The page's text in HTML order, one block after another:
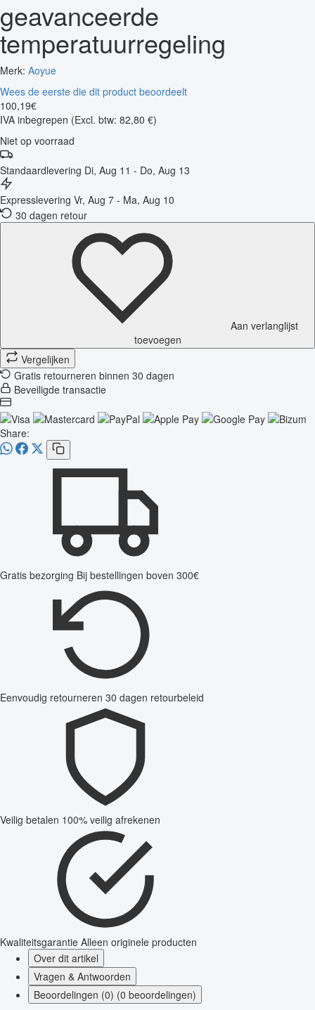
geavanceerde
temperatuurregeling
Merk: Aoyue
Wees de eerste die dit product beoordeelt
100,19€
IVA inbegrepen (Excl. btw: 82,80 €)
Niet op voorraad
Standaardlevering Di, Aug 11 - Do, Aug 13
Expresslevering Vr, Aug 7 - Ma, Aug 10
30 dagen retour
Aan verlanglijst
toevoegen
Vergelijken
Gratis retourneren binnen 30 dagen
Beveiligde transactie
Share:
Gratis bezorging Bij bestellingen boven 300€
Eenvoudig retourneren 30 dagen retourbeleid
Veilig betalen 100% veilig afrekenen
Kwaliteitsgarantie Alleen originele producten
Over dit artikel
Vragen & Antwoorden
Beoordelingen (0) (0 beoordelingen)